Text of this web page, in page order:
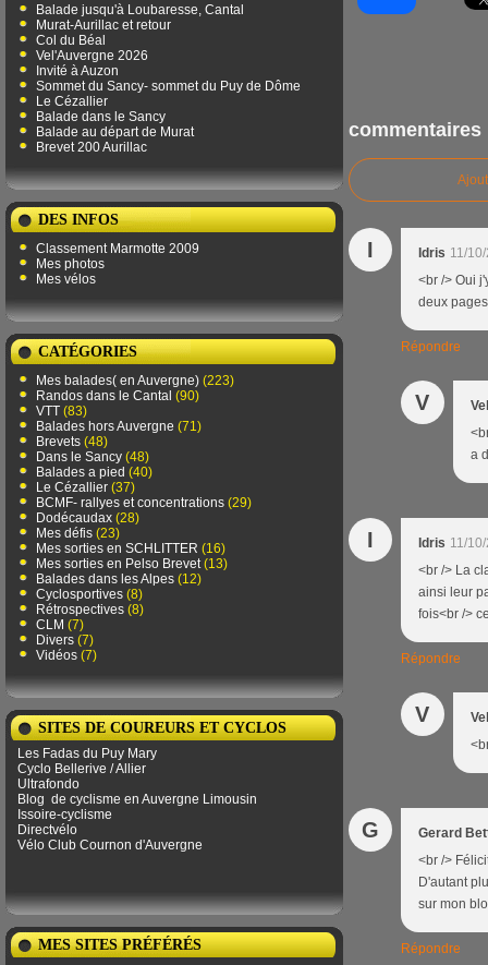
Balade jusqu'à Loubaresse, Cantal
Murat-Aurillac et retour
Col du Béal
Vel'Auvergne 2026
Invité à Auzon
Sommet du Sancy- sommet du Puy de Dôme
Le Cézallier
Balade dans le Sancy
Balade au départ de Murat
Brevet 200 Aurillac
DES INFOS
Classement Marmotte 2009
Mes photos
Mes vélos
CATÉGORIES
Mes balades( en Auvergne) (223)
Randos dans le Cantal (90)
VTT (83)
Balades hors Auvergne (71)
Brevets (48)
Dans le Sancy (48)
Balades a pied (40)
Le Cézallier (37)
BCMF- rallyes et concentrations (29)
Dodécaudax (28)
Mes défis (23)
Mes sorties en SCHLITTER (16)
Mes sorties en Pelso Brevet(13)
Balades dans les Alpes (12)
Cyclosportives (8)
Rétrospectives (8)
CLM (7)
Divers (7)
Vidéos (7)
SITES DE COUREURS ET CYCLOS
Les Fadas du Puy Mary
Cyclo Bellerive / Allier
Ultrafondo
Blog de ​​cyclisme en Auvergne Limousin
Issoire-cyclisme
Directvélo
Vélo Club Cournon d'Auvergne
MES SITES PRÉFÉRÉS
commentaires
I Idris 11/
<br /> Oui
deux
Répondre
V
a
I Idris 11/
<br /> La
ainsi leur
fois<br />
Répondre
V
G
Gerard
<br />
D'autant
sur mon
Répondre